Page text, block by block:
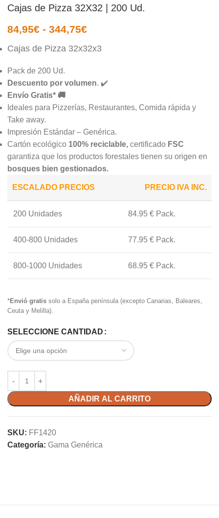
Cajas de Pizza 32X32 | 200 Ud.
84,95€ - 344,75€
Cajas de Pizza 32x32x3
Pack de 200 Ud.
Descuento por volumen. ✔️
Envío Gratis* 🚚
Ideales para Pizzerías, Restaurantes, Comida rápida y
Take away.
Impresión Estándar – Genérica.
Cartón ecológico 100% reciclable, certificado FSC
garantiza que los productos forestales tienen su origen en
bosques bien gestionados.
ESCALADO PRECIOS PRECIO IVA INC.
200 Unidades 84.95 € Pack.
400-800 Unidades 77.95 € Pack.
800-1000 Unidades 68.95 € Pack.
*Envió gratis solo a España península (excepto Canarias, Baleares,
Ceuta y Melilla).
SELECCIONE CANTIDAD
AÑADIR AL CARRITO
SKU: FF1420
Categoría: Gama Genérica